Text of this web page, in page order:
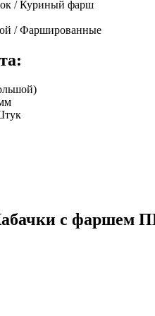
/ Куриный фарш
/ Фаршированные
с фаршем